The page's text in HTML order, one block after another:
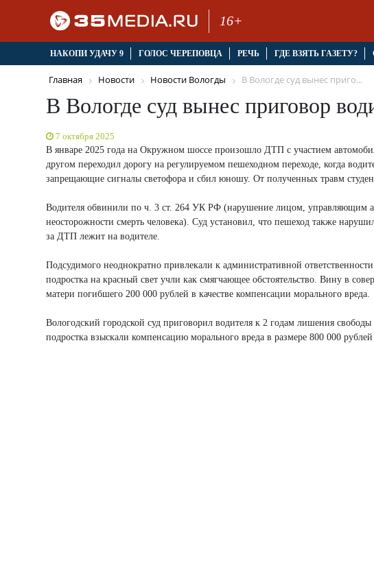
16+
НАКОПИ УДАЧУ 9 ГОЛОС ЧЕРЕПОВЦА РЕЧЬ ГДЕ ВЗЯТЬ ГАЗЕТУ?
Главная Новости Новости Вологды В Вологде суд вынес приго...
В Вологде суд вынес приговор
7 октября 2025
В январе 2025 года на Окружном шоссе произошло ДТП с участием
другом переходил дорогу на регулируемом пешеходном переходе, когда
запрещающие сигналы светофора и сбил юношу. От полученных травм
Водителя обвинили по ч. 3 ст. 264 УК РФ (нарушение лицом, управляющим
неосторожности смерть человека). Суд установил, что пешеход также
за ДТП лежит на водителе.
Подсудимого неоднократно привлекали к административной
подростка на красный свет учли как смягчающее обстоятельство. Вину в
матери погибшего 200 000 рублей в качестве компенсации морального вреда.
Вологодский городской суд приговорил водителя к 2 годам лишения
подростка взыскали компенсацию морального вреда в размере 800 000